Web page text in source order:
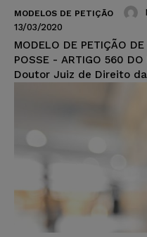
MODELOS DE PETIÇÃO
13/03/2020
MODELO DE PETIÇÃO
POSSE - ARTIGO 560
Doutor Juiz de Direito da